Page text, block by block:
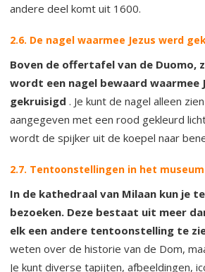
andere deel komt uit 1600.
2.6. De nagel waarmee Jezus werd
Boven de offertafel van de Duomo,
wordt een nagel bewaard waarmee
gekruisigd . Je kunt de nagel alleen
aangegeven met een rood gekleurd
wordt de spijker uit de koepel naar
2.7. Tentoonstellingen in het museum
In de kathedraal van Milaan kun je
bezoeken. Deze bestaat uit meer
elk een andere tentoonstelling te
weten over de historie van de Dom,
Je kunt diverse tapijten, afbeeldingen,